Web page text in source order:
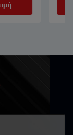
για τη σχολική